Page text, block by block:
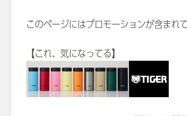
このページにはプロモーションが含まれ
【これ、気になってる】